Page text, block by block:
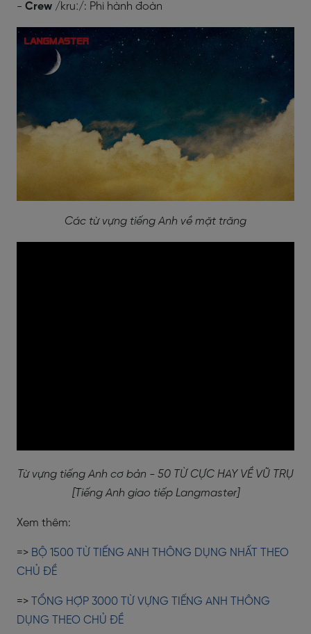
- Crew /kruː/: Phi hành đoàn
Các từ vựng tiếng Anh về mặt trăng
Từ vựng tiếng Anh cơ bản - 50 TỪ CỰC HAY VỀ VŨ TRỤ
[Tiếng Anh giao tiếp Langmaster]
Xem thêm:
=> BỘ 1500 TỪ TIẾNG ANH THÔNG DỤNG NHẤT THEO
CHỦ ĐỀ
=>
TỔNG HỢP 3000 TỪ VỰNG TIẾNG ANH THÔNG
DỤNG THEO CHỦ ĐỀ